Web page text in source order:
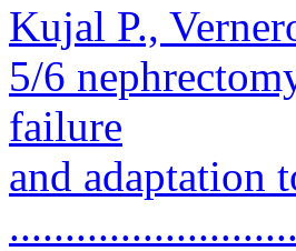
Kujal P.,
5/6
failure
and adaptation